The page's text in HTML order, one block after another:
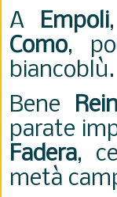
A Empoli
Como,
biancoblù.
Bene
parate
Fadera,
metà